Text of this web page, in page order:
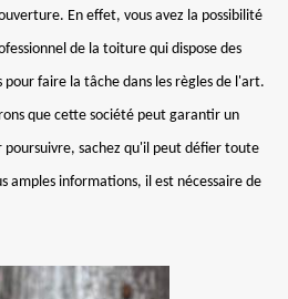
En effet, vous avez la possibilité
de la toiture qui dispose des
faire la tâche dans les règles de l'art.
que cette société peut garantir un
sachez qu'il peut défier toute
amples informations, il est nécessaire de